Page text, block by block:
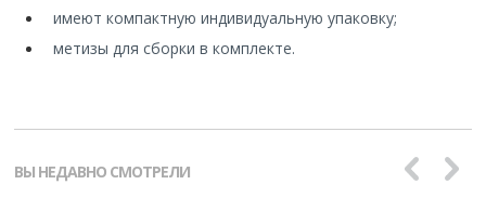
имеют компактную индивидуальную упаковку;
метизы для сборки в комплекте.
ВЫ НЕДАВНО СМОТРЕЛИ